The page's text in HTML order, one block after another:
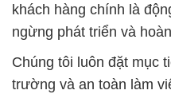
khách hàng chính là
ngừng phát triển và
Chúng tôi luôn đặt mục
trường và an toàn làm